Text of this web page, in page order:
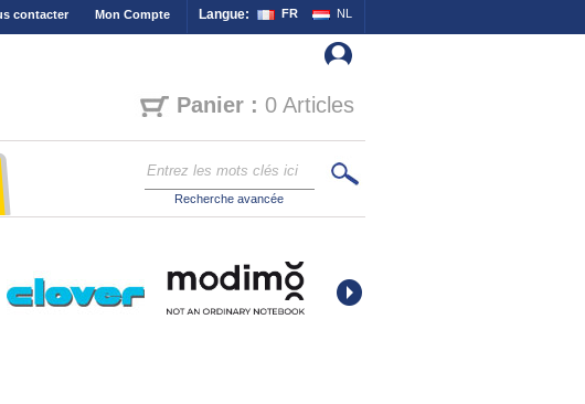
Langue: FR NL
contacter Mon Compte
Panier : 0 Articles
Recherche avancée